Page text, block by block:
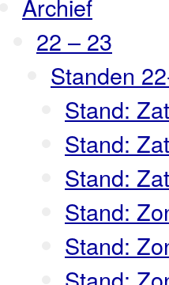
Archief
22 – 23
Standen
Stand:
Stand:
Stand:
Stand:
Stand: